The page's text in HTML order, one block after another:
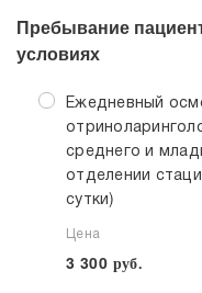
Пребывание
условиях
Ежедневный
среднего и
отделении
сутки)
Цена
3 300 руб.